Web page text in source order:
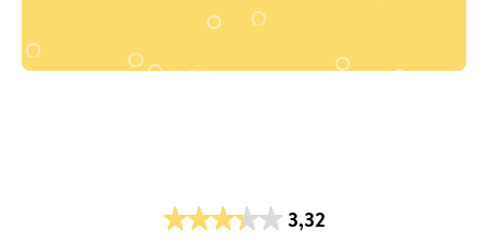
3,32